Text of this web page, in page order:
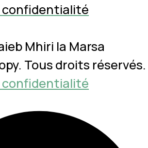
confidentialité
Mhiri la Marsa
. Tous droits réservés.
confidentialité